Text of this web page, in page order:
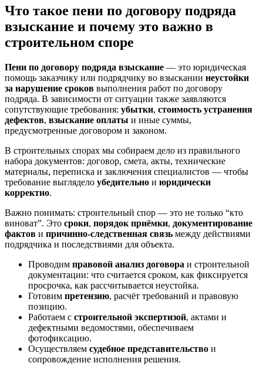
Что такое пени по договору подряда
взыскание и почему это важно в
строительном споре
Пени по договору подряда взыскание — это юридическая
помощь заказчику или подрядчику во взыскании неустойки
за нарушение сроков выполнения работ по договору
подряда. В зависимости от ситуации также заявляются
сопутствующие требования: убытки, стоимость устранения
дефектов, взыскание оплаты и иные суммы,
предусмотренные договором и законом.
В строительных спорах мы собираем дело из правильного
набора документов: договор, смета, акты, технические
материалы, переписка и заключения специалистов — чтобы
требование выглядело убедительно и юридически
корректно.
Важно понимать: строительный спор — это не только “кто
виноват”. Это сроки, порядок приёмки, документирование
фактов и причинно-следственная связь между действиями
подрядчика и последствиями для объекта.
Проводим правовой анализ договора и строительной
документации: что считается сроком, как фиксируется
просрочка, как рассчитывается неустойка.
Готовим претензию, расчёт требований и правовую
позицию.
Работаем с строительной экспертизой, актами и
дефектными ведомостями, обеспечиваем
фотофиксацию.
Осуществляем судебное представительство и
сопровождение исполнения решения.